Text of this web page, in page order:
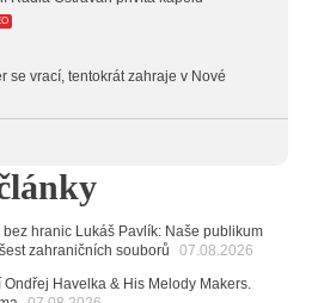
se vrací, tentokrát zahraje v Nové
festivalu zbývá měsíc
vrací britští Modestep, vystoupí v
VIDEO
ze života ostravské kapely
baterek až po kuriózní krádež
hranic Lukáš Pavlík: Naše publikum
zahraničních souborů
07.08.2026
Havelka & His Melody Makers.